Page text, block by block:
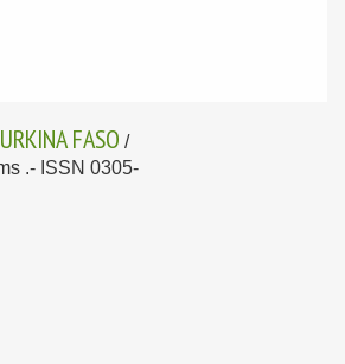
FASO /
.- ISSN 0305-